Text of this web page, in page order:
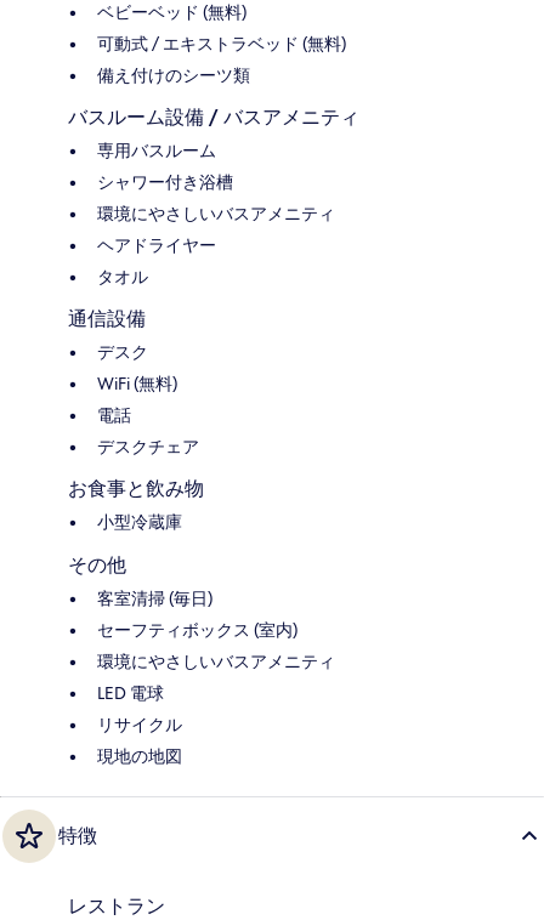
ベビーベッド (無料)
可動式 / エキストラベッド (無料)
備え付けのシーツ類
バスルーム設備 / バスアメニティ
専用バスルーム
シャワー付き浴槽
環境にやさしいバスアメニティ
ヘアドライヤー
タオル
通信設備
デスク
WiFi (無料)
電話
デスクチェア
お食事と飲み物
小型冷蔵庫
その他
客室清掃 (毎日)
セーフティボックス (室内)
環境にやさしいバスアメニティ
LED 電球
リサイクル
現地の地図
特徴
レストラン